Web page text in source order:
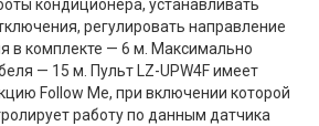
кондиционера, устанавливать
регулировать направление
в комплекте — 6 м. Максимально
— 15 м. Пульт LZ-UPW4F имеет
Follow Me, при включении которой
работу по данным датчика